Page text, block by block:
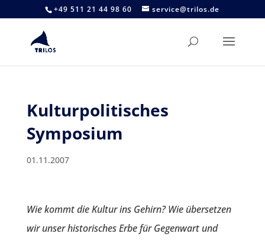
+49 511 21 44 98 60 service@trilos.de
Kulturpolitisches
Symposium
01.11.2007
Wie kommt die Kultur ins Gehirn? Wie übersetzen
wir unser historisches Erbe für Gegenwart und